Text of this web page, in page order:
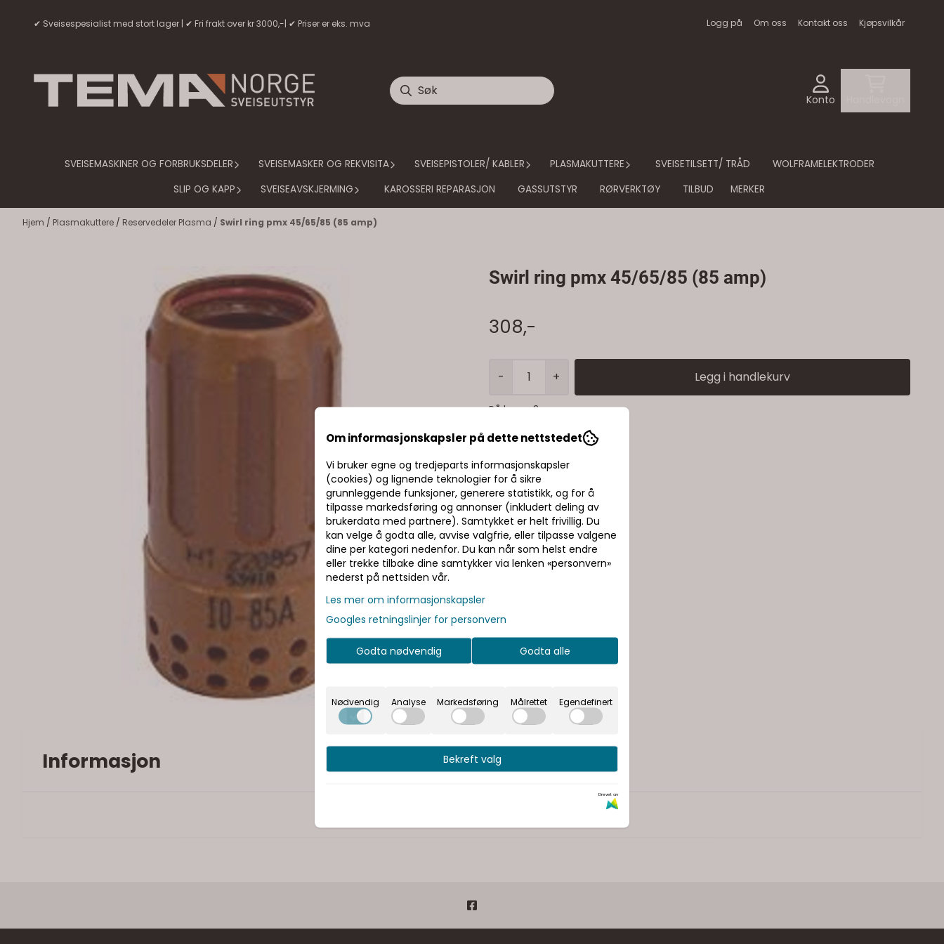
✔ Sveisespesialist med stort lager | ✔ Fri frakt over kr 3000,-| ✔ Priser er eks. mva Logg på Om oss Kontakt oss Kjøpsvilkår
Konto
SVEISEMASKINER OG FORBRUKSDELER SVEISEMASKER OG REKVISITA SVEISEPISTOLER/ KABLER PLASMAKUTTERE SVEISETILSETT/ TRÅD
WOLFRAMELEKTRODER
SLIP OG KAPP
SVEISEAVSKJERMING KAROSSERI REPARASJON GASSUTSTYR RØRVERKTØY TILBUD MERKER
Hjem / Plasmakuttere / Reservedeler Plasma / Swirl ring pmx 45/65/85 (85 amp)
Swirl ring pmx 45/65/85 (85 amp)
308,-
- + Legg i handlekurv
På lager: 3
Informasjon
Om informasjonskapsler på dette nettstedet
Vi bruker egne og tredjeparts informasjonskapsler
(cookies) og lignende teknologier for å sikre
grunnleggende funksjoner, generere statistikk, og for å
tilpasse markedsføring og annonser (inkludert deling av
brukerdata med partnere). Samtykket er helt frivillig. Du
kan velge å godta alle, avvise valgfrie, eller tilpasse valgene
dine per kategori nedenfor. Du kan når som helst endre
eller trekke tilbake dine samtykker via lenken «personvern»
nederst på nettsiden vår.
Les mer om informasjonskapsler
Googles retningslinjer for personvern
Godta nødvendig Godta alle
Nødvendig Analyse Markedsføring Målrettet Egendefinert
Bekreft valg
Drevet av